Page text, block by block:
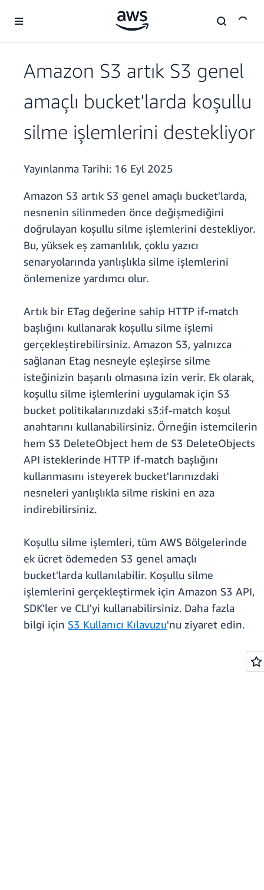
Amazon S3 artık S3 genel
amaçlı bucket'larda koşullu
silme işlemlerini destekliyor
Yayınlanma Tarihi: 16 Eyl 2025
Amazon S3 artık S3 genel amaçlı bucket'larda,
nesnenin silinmeden önce değişmediğini
doğrulayan koşullu silme işlemlerini destekliyor.
Bu, yüksek eş zamanlılık, çoklu yazıcı
senaryolarında yanlışlıkla silme işlemlerini
önlemenize yardımcı olur.
Artık bir ETag değerine sahip HTTP if-match
başlığını kullanarak koşullu silme işlemi
gerçekleştirebilirsiniz. Amazon S3, yalnızca
sağlanan Etag nesneyle eşleşirse silme
isteğinizin başarılı olmasına izin verir. Ek olarak,
koşullu silme işlemlerini uygulamak için S3
bucket politikalarınızdaki s3:if-match koşul
anahtarını kullanabilirsiniz. Örneğin istemcilerin
hem S3 DeleteObject hem de S3 DeleteObjects
API isteklerinde HTTP if-match başlığını
kullanmasını isteyerek bucket'larınızdaki
nesneleri yanlışlıkla silme riskini en aza
indirebilirsiniz.
Koşullu silme işlemleri, tüm AWS Bölgelerinde
ek ücret ödemeden S3 genel amaçlı
bucket'larda kullanılabilir. Koşullu silme
işlemlerini gerçekleştirmek için Amazon S3 API,
SDK'ler ve CLI'yi kullanabilirsiniz. Daha fazla
bilgi için S3 Kullanıcı Kılavuzu'nu ziyaret edin.